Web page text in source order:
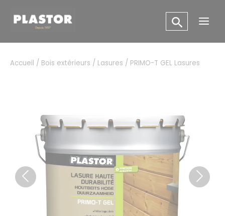
Main
Accueil / Bois extérieurs / Lasures / PRIMO-T GEL Lasures
Previous Next